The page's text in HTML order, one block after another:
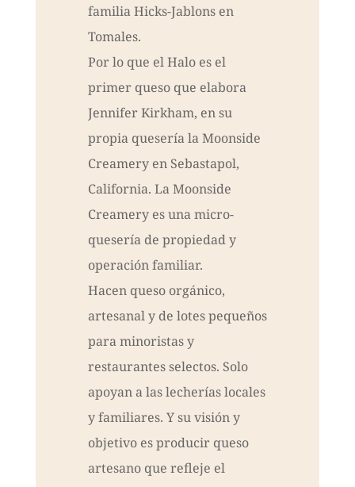
familia Hicks-Jablons en
Tomales.
Por lo que el Halo es el
primer queso que elabora
Jennifer Kirkham, en su
propia quesería la Moonside
Creamery en Sebastapol,
California. La Moonside
Creamery es una micro-
quesería de propiedad y
operación familiar.
Hacen queso orgánico,
artesanal y de lotes pequeños
para minoristas y
restaurantes selectos. Solo
apoyan a las lecherías locales
y familiares. Y su visión y
objetivo es producir queso
artesano que refleje el